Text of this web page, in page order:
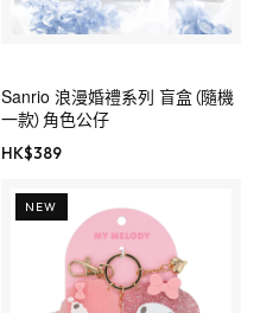
Sanrio 浪漫婚禮系列 盲盒（隨機
一款）角色公仔
HK$389
NEW